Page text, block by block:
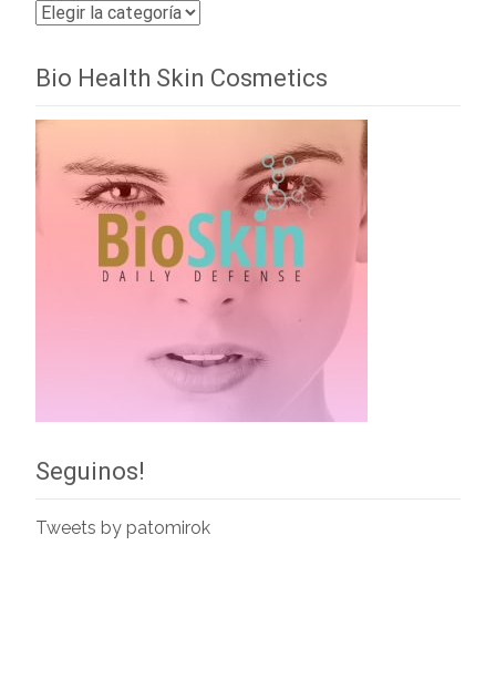
Categorías
Bio Health Skin Cosmetics
Seguinos!
Tweets by patomirok